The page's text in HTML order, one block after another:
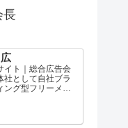
長
イト｜総合広告会
社として自社ブラ
ング型フリーメデ